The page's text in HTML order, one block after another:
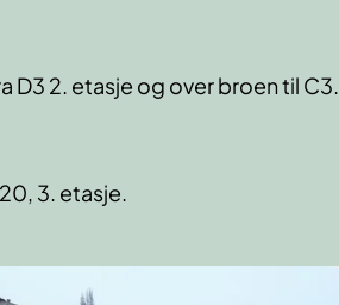
D3 2. etasje og over broen til C3.
3. etasje.